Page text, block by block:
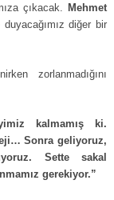
çıkacak. Mehmet
diğer bir
zorlanmadığını
kalmamış ki.
reji… Sonra geliyoruz,
Sette sakal
gerekiyor.”